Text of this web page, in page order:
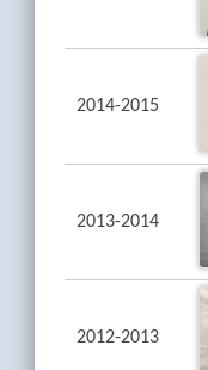
2014-2015
2013-2014
2012-2013